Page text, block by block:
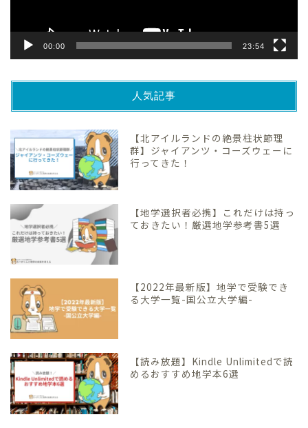
00:00 23:54
人気記事
【北アイルランドの絶景柱状節理
群】ジャイアンツ・コーズウェーに
行ってきた！
【地学選択者必携】これだけは持っ
ておきたい！厳選地学参考書5選
【2022年最新版】地学で受験でき
る大学一覧-国公立大学編-
【読み放題】Kindle Unlimitedで読
めるおすすめ地学本6選